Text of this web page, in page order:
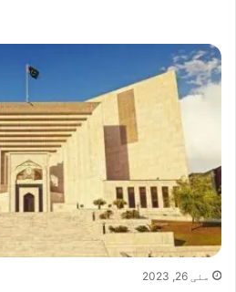
مئی 26, 2023